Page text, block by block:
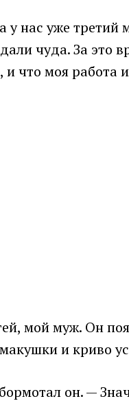
у нас уже
чуда. За это
что моя работа
мой муж. Он
и криво
он. —